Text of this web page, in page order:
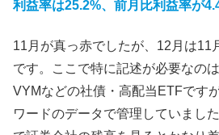
利益率は25.2%、前月比利益率が
11月が真っ赤でしたが、12月は11
です。ここで特に記述が必要なの
VYMなどの社債・高配当ETFです
ワードのデータで管理していまし